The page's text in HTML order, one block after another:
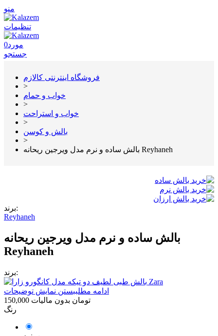
منو
تنظیمات
0مورد
جستجو
فروشگاه اینترنتی کالازم
>
خواب و حمام
>
خواب و استراحت
>
بالش و کوسن
>
بالش ساده و نرم مدل ویرجین ریحانه Reyhaneh
برند:
Reyhaneh
بالش ساده و نرم مدل ویرجین ریحانه
Reyhaneh
برند:
ادامه مطلببستن نمایش توضیحات
150,000 تومان بدون مالیات
رنگ